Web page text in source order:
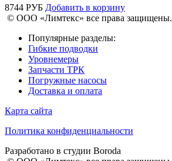
8744 РУБ Добавить в корзину
© ООО «Лимтекс» все права защищены.
Популярные разделы:
Гибкие подводки
Уровнемеры
Запчасти ТРК
Погружные насосы
Доставка и оплата
Карта сайта
Политика конфиденциальности
Разработано в студии Boroda